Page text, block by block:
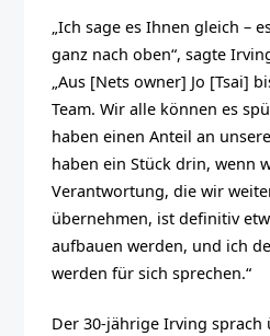
„Ich sage es Ihnen gleich –
ganz nach oben“, sagte
„Aus [Nets owner] Jo [Tsai]
Team. Wir alle können es
haben einen Anteil an
haben ein Stück drin, wenn
Verantwortung, die wir
übernehmen, ist definitiv
aufbauen werden, und ich
werden für sich sprechen.“
Der 30-jährige Irving sprach